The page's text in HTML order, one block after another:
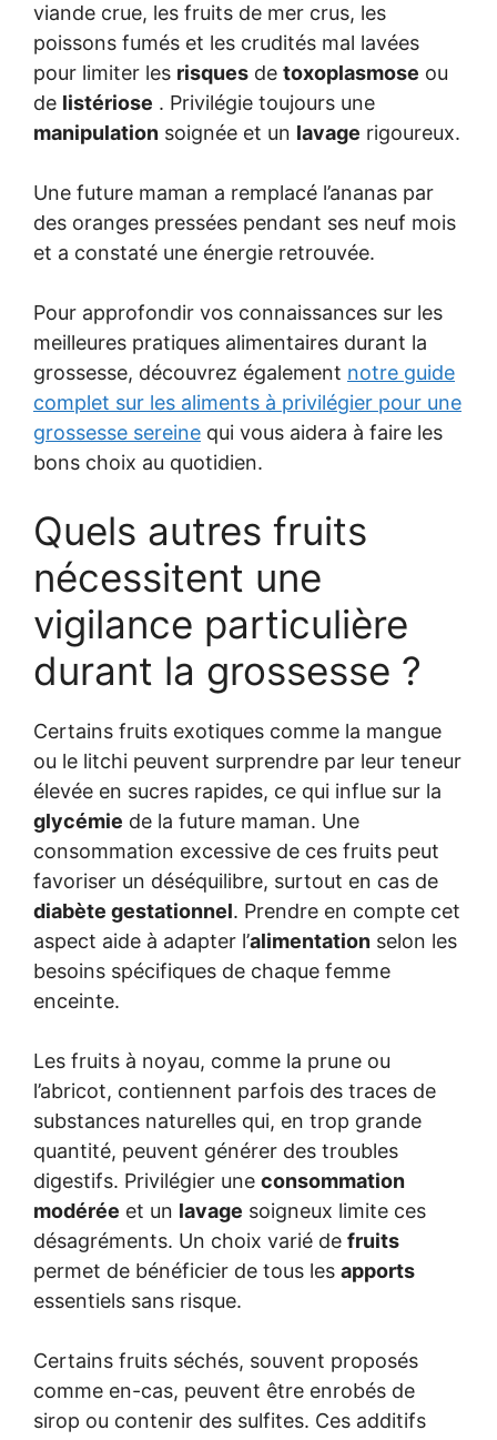
viande crue, les fruits de mer crus, les
poissons fumés et les crudités mal lavées
pour limiter les risques de toxoplasmose ou
de listériose . Privilégie toujours une
manipulation soignée et un lavage rigoureux.
Une future maman a remplacé l’ananas par
des oranges pressées pendant ses neuf mois
et a constaté une énergie retrouvée.
Pour approfondir vos connaissances sur les
meilleures pratiques alimentaires durant la
grossesse, découvrez également notre guide
complet sur les aliments à privilégier pour une
grossesse sereine qui vous aidera à faire les
bons choix au quotidien.
Quels autres fruits
nécessitent une
vigilance particulière
durant la grossesse ?
Certains fruits exotiques comme la mangue
ou le litchi peuvent surprendre par leur teneur
élevée en sucres rapides, ce qui influe sur la
glycémie de la future maman. Une
consommation excessive de ces fruits peut
favoriser un déséquilibre, surtout en cas de
diabète gestationnel. Prendre en compte cet
aspect aide à adapter l’alimentation selon les
besoins spécifiques de chaque femme
enceinte.
Les fruits à noyau, comme la prune ou
l’abricot, contiennent parfois des traces de
substances naturelles qui, en trop grande
quantité, peuvent générer des troubles
digestifs. Privilégier une consommation
modérée et un lavage soigneux limite ces
désagréments. Un choix varié de fruits
permet de bénéficier de tous les apports
essentiels sans risque.
Certains fruits séchés, souvent proposés
comme en-cas, peuvent être enrobés de
sirop ou contenir des sulfites. Ces additifs